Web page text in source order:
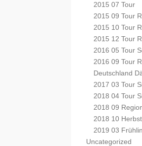
2015 07 Tour
2015 09 Tour
2015 10 Tour
2015 12 Tour
2016 05 Tour
2016 09 Tour
Deutschland
2017 03 Tour
2018 04 Tour
2018 09
2018 10
2019 03
Uncategorized